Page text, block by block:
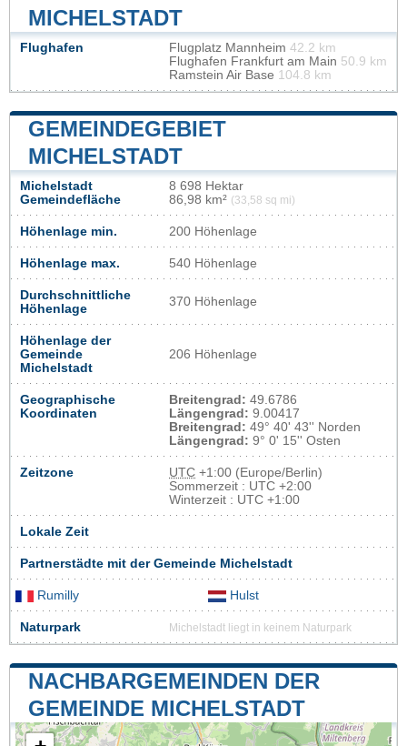
MICHELSTADT
Flughafen Flugplatz Mannheim 42.2 km
Flughafen Frankfurt am Main 50.9 km
Ramstein Air Base 104.8 km
GEMEINDEGEBIET
MICHELSTADT
Michelstadt
Gemeindefläche
8 698 Hektar
86,98 km² (33,58 sq mi)
Höhenlage min. 200 Höhenlage
Höhenlage max. 540 Höhenlage
Durchschnittliche
Höhenlage
370 Höhenlage
Höhenlage der
Gemeinde
Michelstadt
206 Höhenlage
Geographische
Koordinaten
Breitengrad: 49.6786
Längengrad: 9.00417
Breitengrad: 49° 40' 43'' Norden
Längengrad: 9° 0' 15'' Osten
Zeitzone UTC +1:00 (Europe/Berlin)
Sommerzeit : UTC +2:00
Winterzeit : UTC +1:00
Lokale Zeit
Partnerstädte mit der Gemeinde Michelstadt
Rumilly Hulst
Naturpark Michelstadt liegt in keinem Naturpark
NACHBARGEMEINDEN DER
GEMEINDE MICHELSTADT